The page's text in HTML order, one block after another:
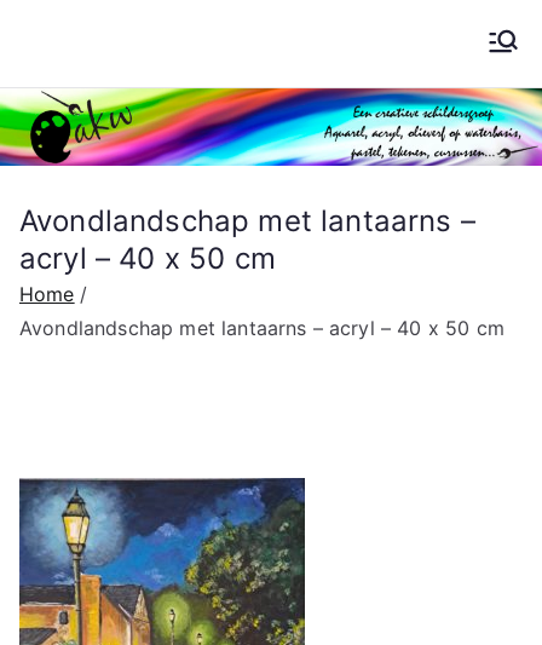
de
inhoud
Schilderen AKW
Avondlandschap met lantaarns –
acryl – 40 x 50 cm
Home
Avondlandschap met lantaarns – acryl – 40 x 50 cm